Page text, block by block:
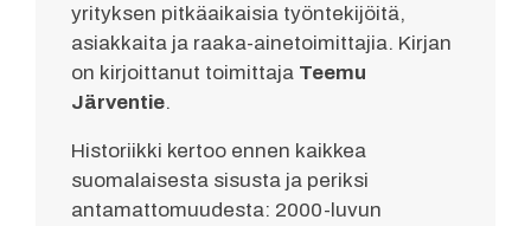
yrityksen pitkäaikaisia työntekijöitä,
asiakkaita ja raaka-ainetoimittajia. Kirjan
on kirjoittanut toimittaja Teemu
Järventie.
Historiikki kertoo ennen kaikkea
suomalaisesta sisusta ja periksi
antamattomuudesta: 2000-luvun